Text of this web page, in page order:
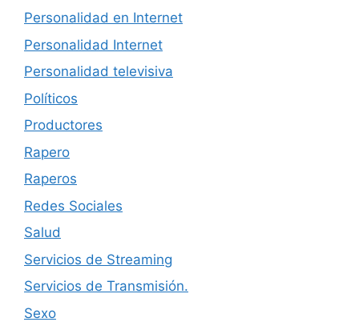
Personalidad en Internet
Personalidad Internet
Personalidad televisiva
Políticos
Productores
Rapero
Raperos
Redes Sociales
Salud
Servicios de Streaming
Servicios de Transmisión.
Sexo